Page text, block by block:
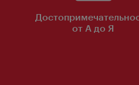
от А до Я